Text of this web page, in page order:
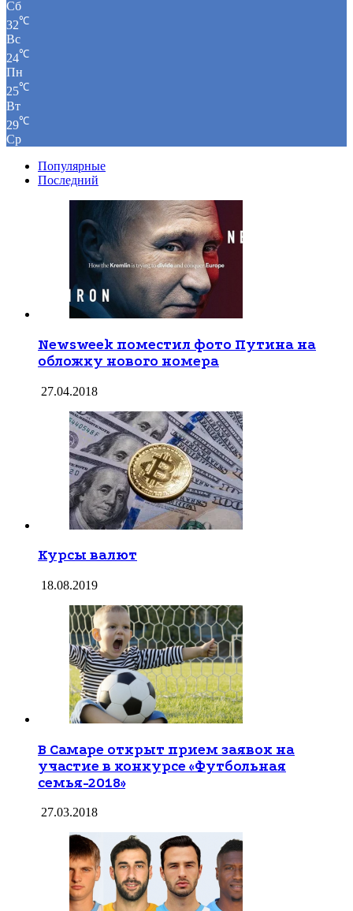
Сб
32℃
Вс
24℃
Пн
25℃
Вт
29℃
Ср
Популярные
Последний
Newsweek поместил фото Путина на
обложку нового номера
27.04.2018
Курсы валют
18.08.2019
В Самаре открыт прием заявок на
участие в конкурсе «Футбольная
семья-2018»
27.03.2018